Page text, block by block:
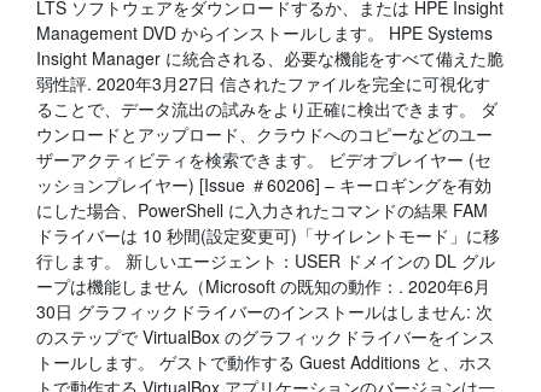
LTS ソフトウェアをダウンロードするか、または HPE Insight
Management DVD からインストールします。 HPE Systems
Insight Manager に統合される、必要な機能をすべて備えた脆
弱性評. 2020年3月27日 信されたファイルを完全に可視化す
ることで、データ流出の試みをより正確に検出できます。 ダ
ウンロードとアップロード、クラウドへのコピーなどのユー
ザーアクティビティを検索できます。 ビデオプレイヤー (セ
ッションプレイヤー) [Issue ＃60206] – キーロギングを有効
にした場合、PowerShell に入力されたコマンドの結果 FAM
ドライバーは 10 秒間(設定変更可)「サイレントモード」に移
行します。 新しいエージェント：USER ドメインの DL グル
ープは機能しません（Microsoft の既知の動作：. 2020年6月
30日 グラフィックドライバーのインストールはしません: 次
のステップで VirtualBox のグラフィックドライバーをインス
トールします。 ゲストで動作する Guest Additions と、ホス
トで動作する VirtualBox アプリケーションのバージョンは一